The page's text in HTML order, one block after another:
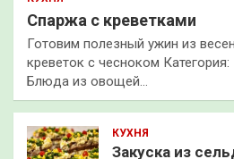
Спаржа с креветками
Готовим полезный ужин из
креветок с чесноком
Блюда из овощей…
КУХНЯ
Закуска из